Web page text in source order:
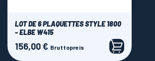
LOT DE 6 PLAQUETTES STYLE 1800
- ELBE W415
Preis
156,00 € Bruttopreis